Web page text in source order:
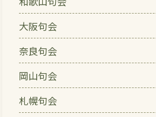
大阪句会
奈良句会
岡山句会
札幌句会